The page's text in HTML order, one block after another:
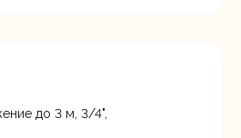
до 3 м, 3/4",
Осталось